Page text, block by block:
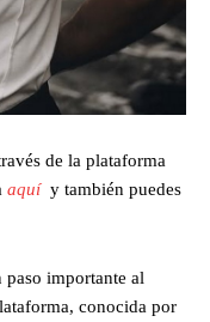
de la plataforma
aquí y también puedes
importante al
conocida por